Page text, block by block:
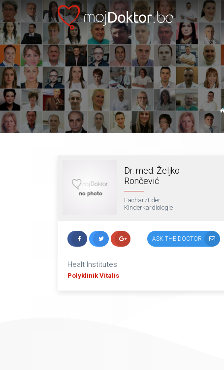
Dr. med. Željko
Rončević
Facharzt der
Kinderkardiologie
ASK THE DOCTOR
Healt Institutes
Polyklinik Vitalis